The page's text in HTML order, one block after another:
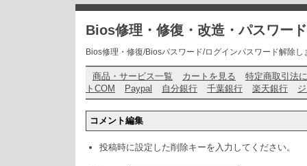
Bios修理・修復・改造・パスワー
Bios修理・修復/Biosパスワード/ログインパスワード解除
商品・サービス一覧 カートを見る
特定商取引法
トCOM
Paypal 自分銀行 千葉銀行 楽天銀行
コメント編集
投稿時に設定した削除キーを入力してください。